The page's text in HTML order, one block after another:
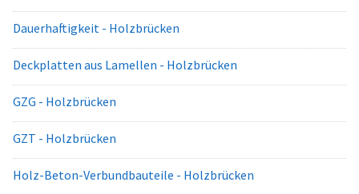
Dauerhaftigkeit - Holzbrücken
Deckplatten aus Lamellen - Holzbrücken
GZG - Holzbrücken
GZT - Holzbrücken
Holz-Beton-Verbundbauteile - Holzbrücken